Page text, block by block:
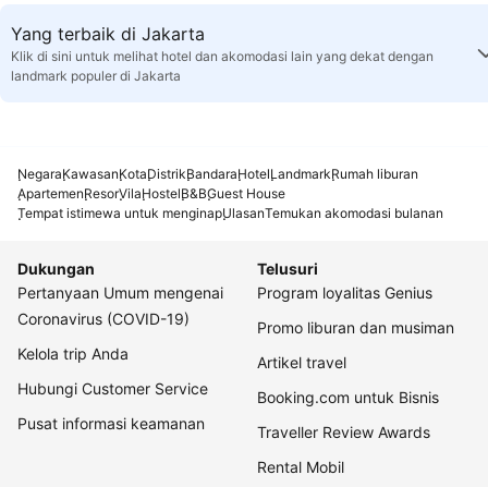
Yang terbaik di Jakarta
Klik di sini untuk melihat hotel dan akomodasi lain yang dekat dengan
landmark populer di Jakarta
NegaraKawasanKotaDistrikBandaraHotelLandmarkRumah liburan
ApartemenResorVilaHostelB&BGuest House
Tempat istimewa untuk menginapUlasanTemukan akomodasi bulanan
Dukungan
Pertanyaan Umum mengenai
Coronavirus (COVID-19)
Kelola trip Anda
Hubungi Customer Service
Pusat informasi keamanan
Telusuri
Program loyalitas Genius
Promo liburan dan musiman
Artikel travel
Booking.com untuk Bisnis
Traveller Review Awards
Rental Mobil